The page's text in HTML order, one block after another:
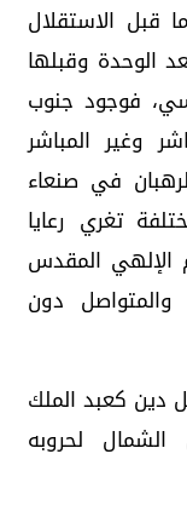
الاستقلال
الوحدة وقبلها
فوجود جنوب
وغير المباشر
في صنعاء
تغري رعايا
الإلهي المقدس
دون
دين كعبد الملك
لحروبه